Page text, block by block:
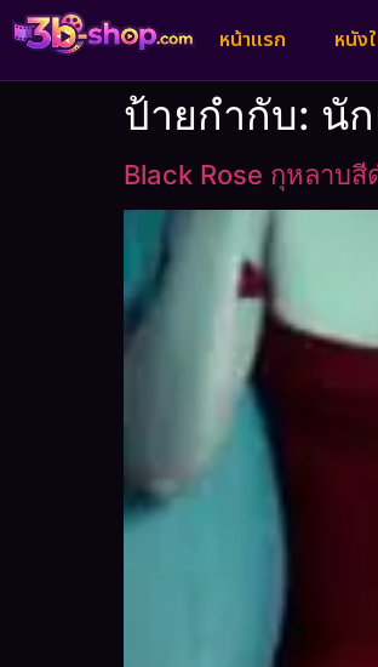
หน้าแรก หนัง
ป้ายกำกับ: นั
Black Rose กุหลาบสี